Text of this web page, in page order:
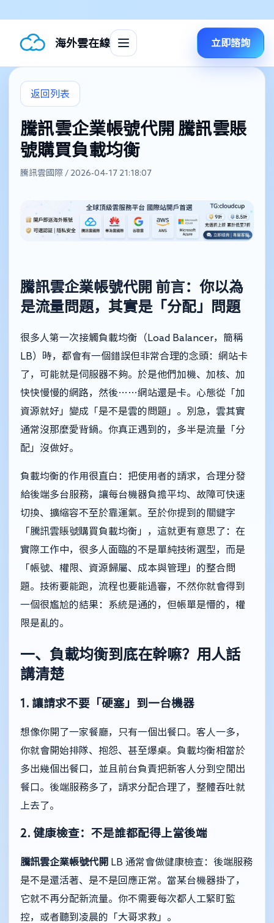
海外雲在線 立即諮詢
返回列表
騰訊雲企業帳號代開 騰訊雲賬
號購買負載均衡
騰訊雲國際 / 2026-04-17 21:18:07
騰訊雲企業帳號代開 前言：你以為
是流量問題，其實是「分配」問題
很多人第一次接觸負載均衡（Load Balancer，簡稱
LB）時，都會有一個錯誤但非常合理的念頭：網站卡
了，可能就是伺服器不夠。於是他們加機、加核、加
快快慢慢的網路，然後……網站還是卡。心態從「加
資源就好」變成「是不是雲的問題」。別急，雲其實
通常沒那麼愛背鍋。你真正遇到的，多半是流量「分
配」沒做好。
負載均衡的作用很直白：把使用者的請求，合理分發
給後端多台服務，讓每台機器負擔平均、故障可快速
切換、擴縮容不至於靠運氣。至於你提到的關鍵字
「騰訊雲賬號購買負載均衡」，這就更有意思了：在
實際工作中，很多人面臨的不是單純技術選型，而是
「帳號、權限、資源歸屬、成本與管理」的整合問
題。技術要能跑，流程也要能過審，不然你就會得到
一個很尷尬的結果：系統是通的，但帳單是懵的，權
限是亂的。
一、負載均衡到底在幹嘛？用人話
講清楚
1. 讓請求不要「硬塞」到一台機器
想像你開了一家餐廳，只有一個出餐口。客人一多，
你就會開始排隊、抱怨、甚至爆桌。負載均衡相當於
多出幾個出餐口，並且前台負責把新客人分到空閒出
餐口。後端服務多了，請求分配合理了，整體吞吐就
上去了。
2. 健康檢查：不是誰都配得上當後端
騰訊雲企業帳號代開
LB 通常會做健康檢查：後端服務
是不是還活著、是不是回應正常。當某台機器掛了，
它就不再分配新流量。你不需要每次都人工緊盯監
控，或者聽到凌晨的「大哥求救」。